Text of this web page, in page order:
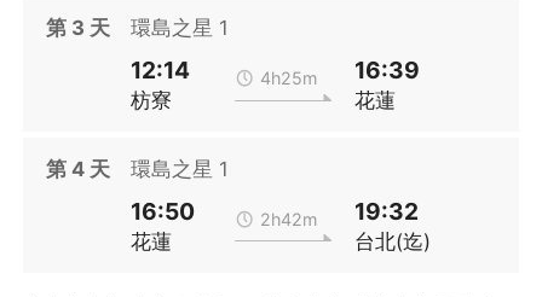
【煙波大飯店花蓮館】豪華雙人房：一大床或二小床；豪華家庭三
※ 環保愛地球，部份飯店將不提供一次性備品，請依個人需求自行
第 3 天 環島之星 1
12:14
枋寮
4h25m 16:39
花蓮
第4 天 環島之星 1
16:50
花蓮
2h42m 19:32
台北(迄)